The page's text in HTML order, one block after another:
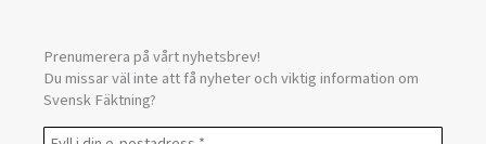
Prenumerera på vårt nyhetsbrev!
Du missar väl inte att få nyheter och viktig information om
Svensk Fäktning?